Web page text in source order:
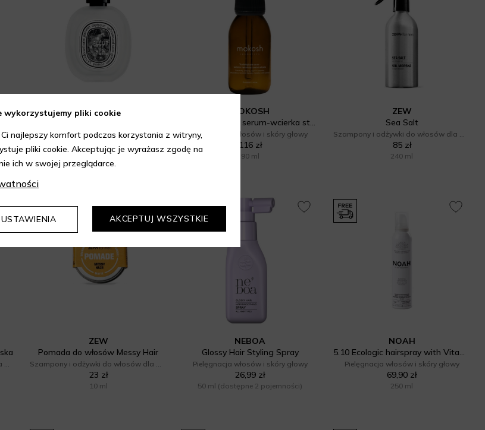
DIPTYQUE
Pielęgnacja włosów i skóry głowy
244 zł
30 ml
MOKOSH
Trychologiczne serum-wcierka stymulująca porost włosów
Pielęgnacja włosów i skóry głowy
116 zł
90 ml
ZEW
Sea Salt
85 zł
240 ml
ZEW
Pomada do włosów Messy Hair
23 zł
10 ml
NEBOA
Glossy Hair Styling Spray
Pielęgnacja włosów i skóry głowy
26,99 zł
50 ml (dostępne 2 pojemności)
NOAH
5.10 Ecologic hairspray with Vitamin E
Pielęgnacja włosów i skóry głowy
69,90 zł
250 ml
wykorzystujemy pliki cookie
najlepszy komfort podczas korzystania z witryny,
pliki cookie. Akceptując je wyrażasz zgodę na
ich w swojej przeglądarce.
AKCEPTUJ WSZYSTKIE